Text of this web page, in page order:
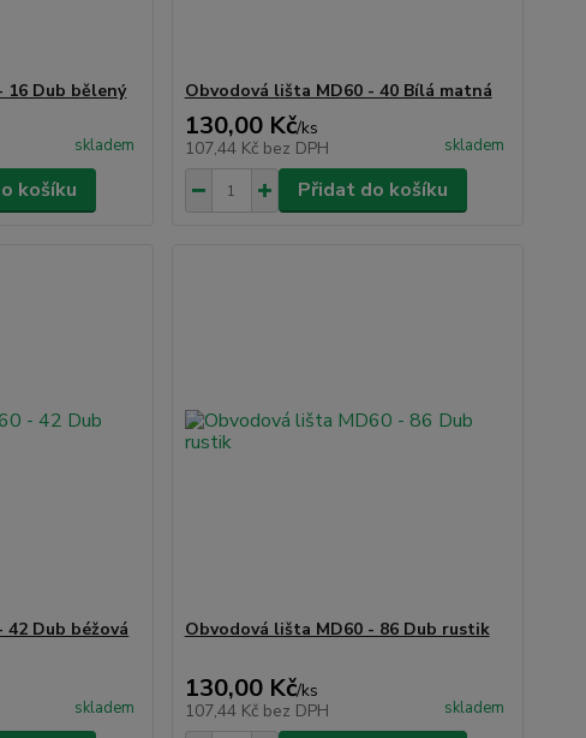
16 Dub bělený
skladem
košíku
Obvodová lišta MD60 - 40 Bílá matná
130,00 Kč/ks
107,44 Kč bez DPH skladem
Přidat do košíku
Dub béžová
skladem
Obvodová lišta MD60 - 86 Dub rustik
130,00 Kč/ks
107,44 Kč bez DPH skladem